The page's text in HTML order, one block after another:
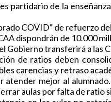
partidario de la
COVID” de refuerzo
dispondrán de 10.000
Gobierno transferirá a las
de ratios deben
carencias y retraso
atender mejor al
aulas por falta de ratio